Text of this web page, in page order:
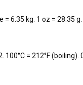
= 6.35 kg. 1 oz = 28.35 g.
100°C = 212°F (boiling).